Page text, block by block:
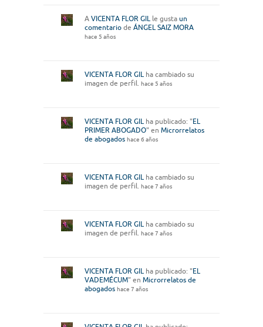
A VICENTA FLOR GIL le gusta un
comentario de ÁNGEL SAIZ MORA
hace 5 años
VICENTA FLOR GIL
ha cambiado su
imagen de perfil. hace 5 años
VICENTA FLOR GIL ha publicado: "EL
PRIMER ABOGADO" en Microrrelatos
de abogados hace 6 años
VICENTA FLOR GIL
ha cambiado su
imagen de perfil. hace 7 años
VICENTA FLOR GIL
ha cambiado su
imagen de perfil. hace 7 años
VICENTA FLOR GIL ha publicado: "EL
VADEMÉCUM" en Microrrelatos de
abogados hace 7 años